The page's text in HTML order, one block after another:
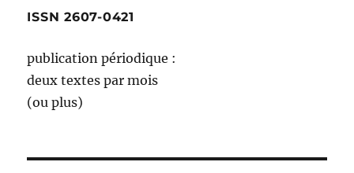
ISSN 2607-0421
publication périodique :
deux textes par mois
(ou plus)